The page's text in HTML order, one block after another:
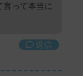
言って本当に
返信